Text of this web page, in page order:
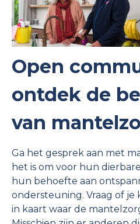
Open
ontdek de
van
Ga het gesprek aan met
het is om voor hun
hun behoefte aan
ondersteuning. Vraag of
in kaart waar de